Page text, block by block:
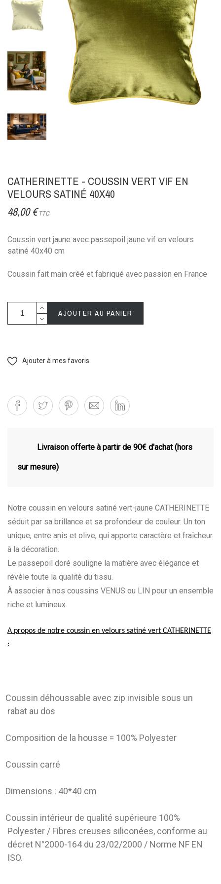
CATHERINETTE - COUSSIN VERT VIF EN
VELOURS SATINÉ 40X40
48,00 € TTC
Coussin vert jaune avec passepoil jaune vif en velours
satiné 40x40 cm
Coussin fait main créé et fabriqué avec passion en France
AJOUTER AU PANIER
Ajouter à mes favoris
Livraison offerte à partir de 90€ d'achat (hors
sur mesure)
Notre coussin en velours satiné vert-jaune CATHERINETTE
séduit par sa brillance et sa profondeur de couleur. Un ton
unique, entre anis et olive, qui apporte caractère et fraîcheur
à la décoration.
Le passepoil doré souligne la matière avec élégance et
révèle toute la qualité du tissu.
À associer à nos coussins VENUS ou LIN pour un ensemble
riche et lumineux.
A propos de notre coussin en velours satiné vert CATHERINETTE
:
Coussin déhoussable avec zip invisible sous un
rabat au dos
Composition de la housse = 100% Polyester
Coussin carré
Dimensions : 40*40 cm
Coussin intérieur de qualité supérieure 100%
Polyester / Fibres creuses siliconées, conforme au
décret N°2000-164 du 23/02/2000 / Norme NF EN
ISO.